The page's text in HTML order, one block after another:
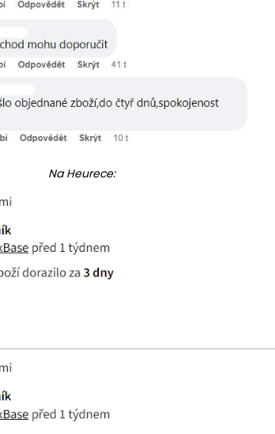
Na Heurece: